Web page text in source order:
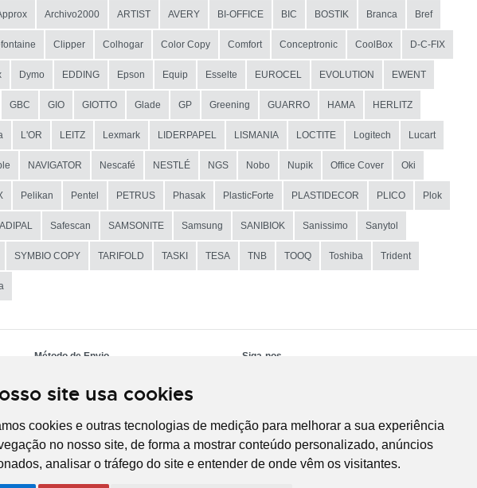
site usa cookies
cookies e outras tecnologias de medição para melhorar a sua experiência
no nosso site, de forma a mostrar conteúdo personalizado, anúncios
analisar o tráfego do site e entender de onde vêm os visitantes.
Archivo2000 ARTIST AVERY BI-OFFICE BIC BOSTIK Branca Bref
Clipper Colhogar Color Copy Comfort Conceptronic CoolBox D-C-FIX
Dymo EDDING Epson Equip Esselte EUROCEL EVOLUTION EWENT
GBC GIO GIOTTO Glade GP Greening GUARRO HAMA HERLITZ
L'OR LEITZ Lexmark LIDERPAPEL LISMANIA LOCTITE Logitech Lucart
NAVIGATOR Nescafé NESTLÉ NGS Nobo Nupik Office Cover Oki
Pelikan Pentel PETRUS Phasak PlasticForte PLASTIDECOR PLICO Plok
Safescan SAMSONITE Samsung SANIBIOK Sanissimo Sanytol
SYMBIO COPY TARIFOLD TASKI TESA TNB TOOQ Toshiba Trident
Método de Envio Siga-nos